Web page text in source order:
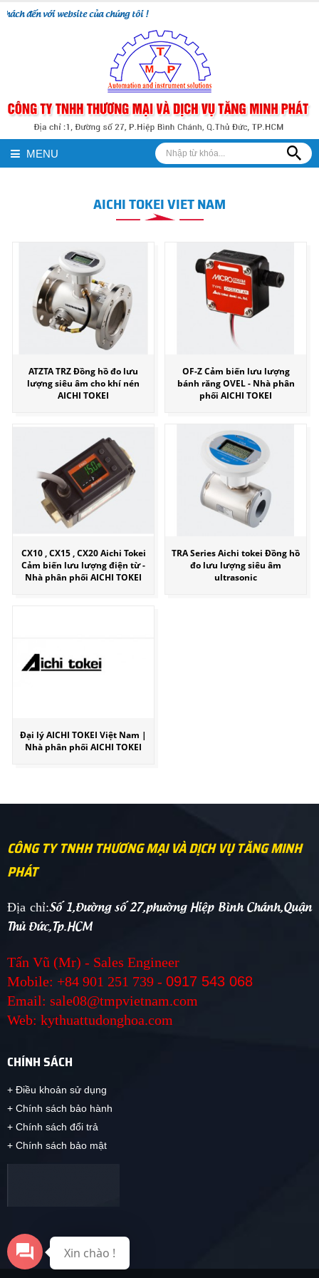
đến với website của chúng tôi !
MENU
AICHI TOKEI VIET NAM
ATZTA TRZ Đồng hồ đo lưu
lượng siêu âm cho khí nén
AICHI TOKEI
OF-Z Cảm biến lưu lượng
bánh răng OVEL - Nhà phân
phối AICHI TOKEI
CX10 , CX15 , CX20 Aichi Tokei
Cảm biến lưu lượng điện từ -
Nhà phân phối AICHI TOKEI
TRA Series Aichi tokei Đồng hồ
đo lưu lượng siêu âm
ultrasonic
Đại lý AICHI TOKEI Việt Nam |
Nhà phân phối AICHI TOKEI
CÔNG TY TNHH THƯƠNG MẠI VÀ DỊCH VỤ TĂNG MINH
PHÁT
Địa chỉ:Số 1,Đường số 27,phường Hiệp Bình Chánh,Quận
Thủ Đức,Tp.HCM
Tấn Vũ (Mr) - Sales Engineer
Mobile: +84 901 251 739 - 0917 543 068
Email: sale08@tmpvietnam.com
Web: kythuattudonghoa.com
CHÍNH SÁCH
+ Điều khoản sử dụng
+ Chính sách bảo hành
+ Chính sách đổi trả
+ Chính sách bảo mật
Xin chào !